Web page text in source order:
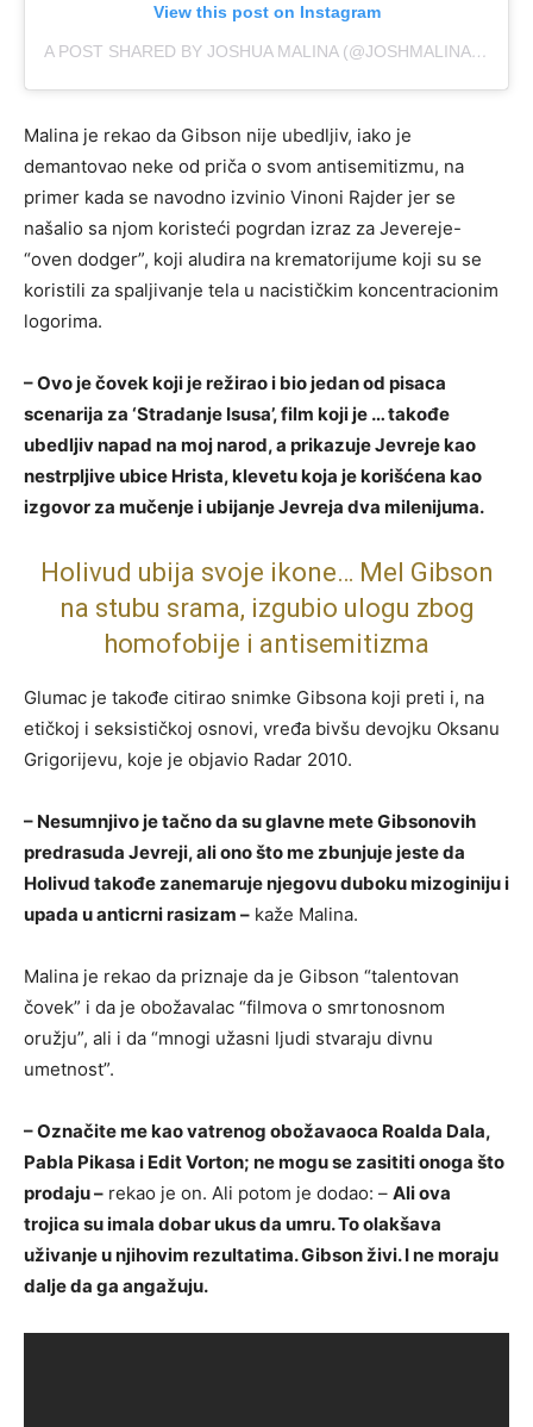
View this post on Instagram
A POST SHARED BY JOSHUA MALINA (@JOSHMALINASJOSHMALINA)
Malina je rekao da Gibson nije ubedljiv, iako je
demantovao neke od priča o svom antisemitizmu, na
primer kada se navodno izvinio Vinoni Rajder jer se
našalio sa njom koristeći pogrdan izraz za Jevereje-
“oven dodger”, koji aludira na krematorijume koji su se
koristili za spaljivanje tela u nacističkim koncentracionim
logorima.
– Ovo je čovek koji je režirao i bio jedan od pisaca
scenarija za ‘Stradanje Isusa’, film koji je … takođe
ubedljiv napad na moj narod, a prikazuje Jevreje kao
nestrpljive ubice Hrista, klevetu koja je korišćena kao
izgovor za mučenje i ubijanje Jevreja dva milenijuma.
Holivud ubija svoje ikone… Mel Gibson
na stubu srama, izgubio ulogu zbog
homofobije i antisemitizma
Glumac je takođe citirao snimke Gibsona koji preti i, na
etičkoj i seksističkoj osnovi, vređa bivšu devojku Oksanu
Grigorijevu, koje je objavio Radar 2010.
– Nesumnjivo je tačno da su glavne mete Gibsonovih
predrasuda Jevreji, ali ono što me zbunjuje jeste da
Holivud takođe zanemaruje njegovu duboku mizoginiju i
upada u anticrni rasizam – kaže Malina.
Malina je rekao da priznaje da je Gibson “talentovan
čovek” i da je obožavalac “filmova o smrtonosnom
oružju”, ali i da “mnogi užasni ljudi stvaraju divnu
umetnost”.
– Označite me kao vatrenog obožavaoca Roalda Dala,
Pabla Pikasa i Edit Vorton; ne mogu se zasititi onoga što
prodaju – rekao je on. Ali potom je dodao: – Ali ova
trojica su imala dobar ukus da umru. To olakšava
uživanje u njihovim rezultatima. Gibson živi. I ne moraju
dalje da ga angažuju.